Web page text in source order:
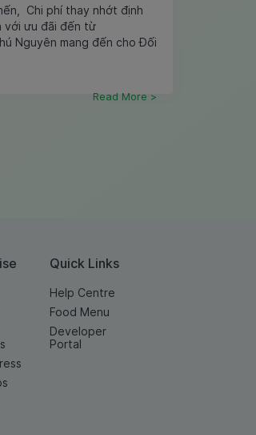
Chi phí thay nhớt định
với ưu đãi đến từ
Nguyên mang đến cho Đối
Read More >
Quick Links
Help Centre
Food Menu
Developer
Portal